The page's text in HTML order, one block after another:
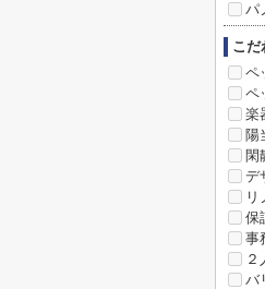
パ
こだ
ペ
ペ
楽
陽
閑
デ
リ
保
事
２
バ